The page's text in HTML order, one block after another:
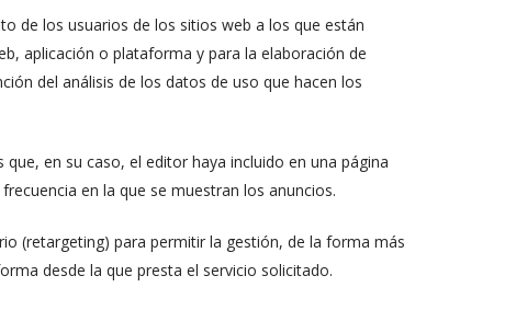
de los usuarios de los sitios web a los que están
aplicación o plataforma y para la elaboración de
del análisis de los datos de uso que hacen los
en su caso, el editor haya incluido en una página
en la que se muestran los anuncios.
(retargeting) para permitir la gestión, de la forma más
desde la que presta el servicio solicitado.